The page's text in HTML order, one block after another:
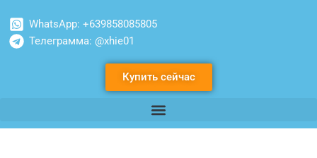
WhatsApp: +639858085805
Телеграмма: @xhie01
Купить сейчас